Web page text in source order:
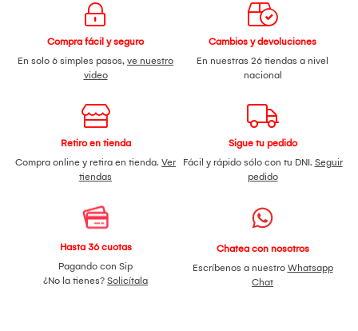
Compra fácil y seguro
En solo 6 simples pasos, ve nuestro
video
Cambios y devoluciones
En nuestras 26 tiendas a nivel
nacional
Retiro en tienda
Compra online y retira en tienda. Ver
tiendas
Sigue tu pedido
Fácil y rápido sólo con tu DNI. Seguir
pedido
Hasta 36 cuotas
Pagando con Sip
¿No la tienes? Solicítala
Chatea con nosotros
Escríbenos a nuestro Whatsapp
Chat